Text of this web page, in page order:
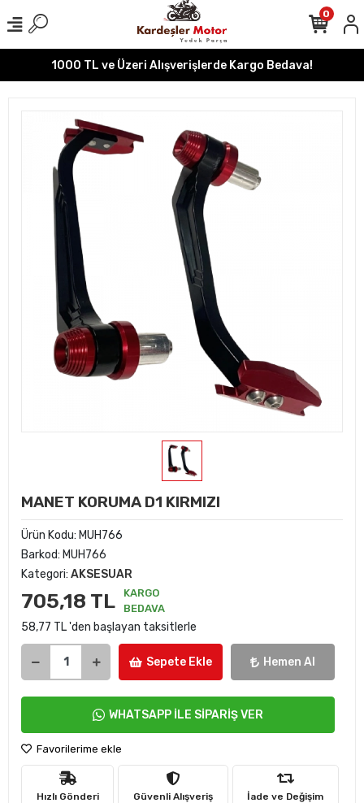
1000 TL ve Üzeri Alışverişlerde Kargo Bedava!
0
MANET KORUMA D1 KIRMIZI
Ürün Kodu: MUH766
Barkod: MUH766
Kategori: AKSESUAR
705,18 TL
KARGO
BEDAVA
58,77 TL 'den başlayan taksitlerle
Sepete Ekle Hemen Al
WHATSAPP İLE SİPARİŞ VER
Favorilerime ekle
Hızlı Gönderi Güvenli Alışveriş İade ve Değişim